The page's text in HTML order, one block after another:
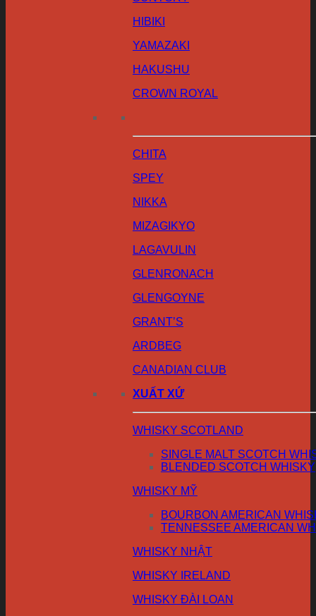
HIBIKI
YAMAZAKI
HAKUSHU
CROWN ROYAL
CHITA
SPEY
NIKKA
MIZAGIKYO
LAGAVULIN
GLENRONACH
GLENGOYNE
GRANT’S
ARDBEG
CANADIAN CLUB
XUẤT XỨ
WHISKY SCOTLAND
SINGLE MALT SCOTCH
BLENDED SCOTCH WHISKY
WHISKY MỸ
BOURBON AMERICAN
TENNESSEE AMERICAN
WHISKY NHẬT
WHISKY IRELAND
WHISKY ĐÀI LOAN